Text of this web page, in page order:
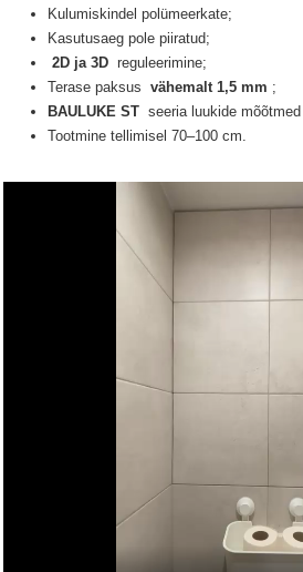
Kulumiskindel polümeerkate;
Kasutusaeg pole piiratud;
2D ja 3D reguleerimine;
Terase paksus vähemalt 1,5 mm ;
BAULUKE ST seeria luukide mõõtmed
Tootmine tellimisel 70–100 cm.